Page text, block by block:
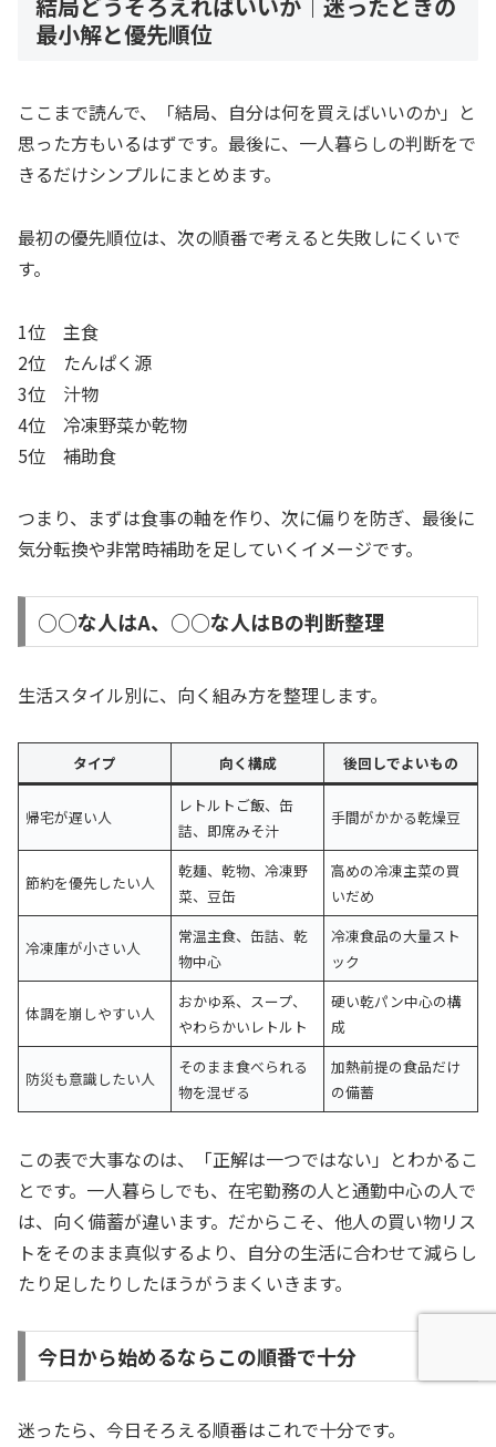
最小解と優先順位
ここまで読んで、「結局、自分は何を買えばいいのか」と
思った方もいるはずです。最後に、一人暮らしの判断をで
きるだけシンプルにまとめます。
最初の優先順位は、次の順番で考えると失敗しにくいで
す。
1位 主食
2位 たんぱく源
3位 汁物
4位 冷凍野菜か乾物
5位 補助食
つまり、まずは食事の軸を作り、次に偏りを防ぎ、最後に
気分転換や非常時補助を足していくイメージです。
○○な人はA、○○な人はBの判断整理
生活スタイル別に、向く組み方を整理します。
タイプ 向く構成 後回しでよいもの
帰宅が遅い人
レトルトご飯、缶
詰、即席みそ汁
手間がかかる乾燥豆
節約を優先したい人
乾麺、乾物、冷凍野
菜、豆缶
高めの冷凍主菜の買
いだめ
冷凍庫が小さい人
常温主食、缶詰、乾
物中心
冷凍食品の大量スト
ック
体調を崩しやすい人
おかゆ系、スープ、
やわらかいレトルト
硬い乾パン中心の構
成
防災も意識したい人
そのまま食べられる
物を混ぜる
加熱前提の食品だけ
の備蓄
この表で大事なのは、「正解は一つではない」とわかるこ
とです。一人暮らしでも、在宅勤務の人と通勤中心の人で
は、向く備蓄が違います。だからこそ、他人の買い物リス
トをそのまま真似するより、自分の生活に合わせて減らし
たり足したりしたほうがうまくいきます。
今日から始めるならこの順番で十分
迷ったら、今日そろえる順番はこれで十分です。